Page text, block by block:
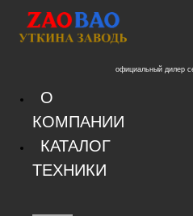
официальный дилер
О
КОМПАНИИ
КАТАЛОГ
ТЕХНИКИ